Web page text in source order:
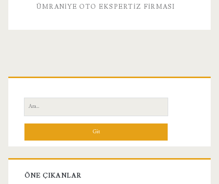
ÜMRANIYE OTO EKSPERTIZ FIRMASI
Birincil
Yan
Menü
Ara:
ÖNE ÇIKANLAR